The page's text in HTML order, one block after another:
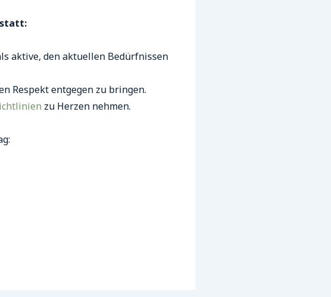
statt:
aktive, den aktuellen Bedürfnissen
Respekt entgegen zu bringen.
zu Herzen nehmen.